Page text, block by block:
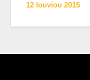
12 Ιουνίου 2015